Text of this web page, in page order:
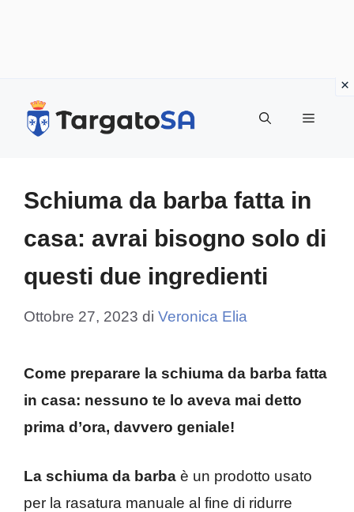
Menu
Schiuma da barba fatta in
casa: avrai bisogno solo di
questi due ingredienti
Ottobre 27, 2023 di Veronica Elia
Come preparare la schiuma da barba fatta
in casa: nessuno te lo aveva mai detto
prima d’ora, davvero geniale!
La schiuma da barba è un prodotto usato
per la rasatura manuale al fine di ridurre